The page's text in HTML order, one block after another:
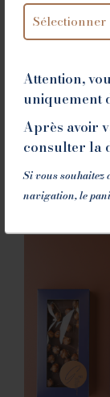
Attention,
uniquement
Après avoir
consulter la
Si vous souhaitez
navigation, le
DOUX BY
Ajouter